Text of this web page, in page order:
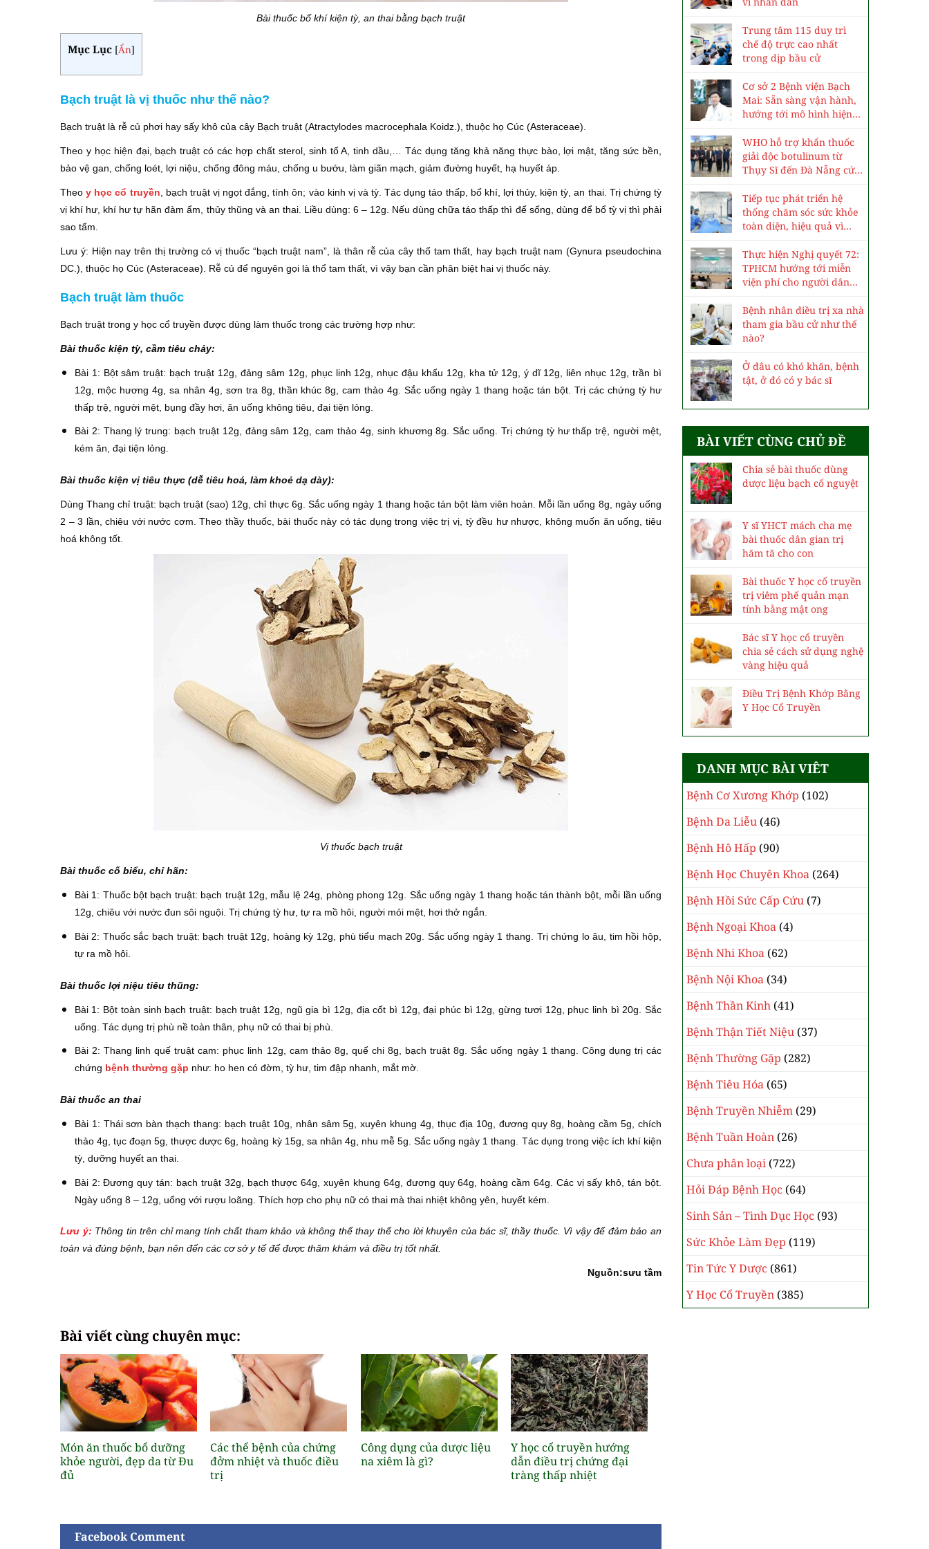
Bài thuốc bổ khí kiện tỳ, an thai bằng bạch truật
Mục Lục [Ẩn]
Bạch truật là vị thuốc như thế nào?
Bạch truật là rễ củ phơi hay sấy khô của cây Bạch truật (Atractylodes macrocephala Koidz.), thuộc họ Cúc (Asteraceae).
Theo y học hiện đại, bạch truật có các hợp chất sterol, sinh tố A, tinh dầu,… Tác dụng tăng khả năng thực bào, lợi mật, tăng sức bền,
bảo vệ gan, chống loét, lợi niệu, chống đông máu, chống u bướu, làm giãn mạch, giảm đường huyết, hạ huyết áp.
Theoy học cổ truyền , bạch truật vị ngọt đắng, tính ôn; vào kinh vị và tỳ. Tác dụng táo thấp, bổ khí, lợi thủy, kiện tỳ, an thai. Trị chứng tỳ
vị khí hư, khí hư tự hãn đàm ẩm, thủy thũng và an thai. Liều dùng: 6 – 12g. Nếu dùng chữa táo thấp thì để sống, dùng để bổ tỳ vị thì phải
sao tẩm.
Lưu ý: Hiện nay trên thị trường có vị thuốc “bạch truật nam”, là thân rễ của cây thổ tam thất, hay bạch truật nam (Gynura pseudochina
DC.), thuộc họ Cúc (Asteraceae). Rễ củ để nguyên gọi là thổ tam thất, vì vậy bạn cần phân biệt hai vị thuốc này.
Bạch truật làm thuốc
Bạch truật trong y học cổ truyền được dùng làm thuốc trong các trường hợp như:
Bài thuốc kiện tỳ, cầm tiêu chảy:
Bài 1: Bột sâm truật: bạch truật 12g, đảng sâm 12g, phục linh 12g, nhục đậu khấu 12g, kha tử 12g, ý dĩ 12g, liên nhục 12g, trần bì
12g, mộc hương 4g, sa nhân 4g, sơn tra 8g, thần khúc 8g, cam thảo 4g. Sắc uống ngày 1 thang hoặc tán bột. Trị các chứng tỳ hư
thấp trệ, người mệt, bụng đầy hơi, ăn uống không tiêu, đại tiện lỏng.
Bài 2: Thang lý trung: bạch truật 12g, đảng sâm 12g, cam thảo 4g, sinh khương 8g. Sắc uống. Trị chứng tỳ hư thấp trệ, người mệt,
kém ăn, đại tiện lỏng.
Bài thuốc kiện vị tiêu thực (dễ tiêu hoá, làm khoẻ dạ dày):
Dùng Thang chỉ truật: bạch truật (sao) 12g, chỉ thực 6g. Sắc uống ngày 1 thang hoặc tán bột làm viên hoàn. Mỗi lần uống 8g, ngày uống
2 – 3 lần, chiêu với nước cơm. Theo thầy thuốc, bài thuốc này có tác dụng trong việc trị vị, tỳ đều hư nhược, không muốn ăn uống, tiêu
hoá không tốt.
Vị thuốc bạch truật
Bài thuốc cố biểu, chỉ hãn:
Bài 1: Thuốc bột bạch truật: bạch truật 12g, mẫu lệ 24g, phòng phong 12g. Sắc uống ngày 1 thang hoặc tán thành bột, mỗi lần uống
12g, chiêu với nước đun sôi nguội. Trị chứng tỳ hư, tự ra mồ hôi, người mỏi mệt, hơi thở ngắn.
Bài 2: Thuốc sắc bạch truật: bạch truật 12g, hoàng kỳ 12g, phù tiểu mạch 20g. Sắc uống ngày 1 thang. Trị chứng lo âu, tim hồi hộp,
tự ra mồ hôi.
Bài thuốc lợi niệu tiêu thũng:
Bài 1: Bột toàn sinh bạch truật: bạch truật 12g, ngũ gia bì 12g, địa cốt bì 12g, đại phúc bì 12g, gừng tươi 12g, phục linh bì 20g. Sắc
uống. Tác dụng trị phù nề toàn thân, phụ nữ có thai bị phù.
Bài 2: Thang linh quế truật cam: phục linh 12g, cam thảo 8g, quế chi 8g, bạch truật 8g. Sắc uống ngày 1 thang. Công dụng trị các
chứng bệnh thường gặp như: ho hen có đờm, tỳ hư, tim đập nhanh, mắt mờ.
Bài thuốc an thai
Bài 1: Thái sơn bàn thạch thang: bạch truật 10g, nhân sâm 5g, xuyên khung 4g, thục địa 10g, đương quy 8g, hoàng cầm 5g, chích
thảo 4g, tục đoạn 5g, thược dược 6g, hoàng kỳ 15g, sa nhân 4g, nhu mễ 5g. Sắc uống ngày 1 thang. Tác dụng trong việc ích khí kiện
tỳ, dưỡng huyết an thai.
Bài 2: Đương quy tán: bạch truật 32g, bạch thược 64g, xuyên khung 64g, đương quy 64g, hoàng cầm 64g. Các vị sấy khô, tán bột.
Ngày uống 8 – 12g, uống với rượu loãng. Thích hợp cho phụ nữ có thai mà thai nhiệt không yên, huyết kém.
Lưu ý: Thông tin trên chỉ mang tính chất tham khảo và không thể thay thế cho lời khuyên của bác sĩ, thầy thuốc. Vì vậy để đảm bảo an
toàn và đúng bệnh, bạn nên đến các cơ sở y tế để được thăm khám và điều trị tốt nhất.
Nguồn:sưu tầm
Bài viết cùng chuyên mục:
Món ăn thuốc bổ dưỡng
khỏe người, đẹp da từ Đu
đủ
Các thể bệnh của chứng
đởm nhiệt và thuốc điều
trị
Công dụng của dược liệu
na xiêm là gì?
Y học cổ truyền hướng
dẫn điều trị chứng đại
tràng thấp nhiệt
Facebook Comment
Trung tâm 115 duy trì
chế độ trực cao nhất
trong dịp bầu cử
Cơ sở 2 Bệnh viện Bạch
Mai: Sẵn sàng vận hành,
hướng tới mô hình hiện
WHO hỗ trợ khẩn thuốc
giải độc botulinum từ
Thụy Sĩ đến Đà Nẵng cứu
Tiếp tục phát triển hệ
thống chăm sóc sức khỏe
toàn diện, hiệu quả vì
Thực hiện Nghị quyết 72:
TPHCM hướng tới miễn
viện phí cho người dân
Bệnh nhân điều trị xa nhà
tham gia bầu cử như thế
nào?
Ở đâu có khó khăn, bệnh
tật, ở đó có y bác sĩ
BÀI VIẾT CÙNG CHỦ ĐỀ
Chia sẻ bài thuốc dùng
dược liệu bạch cổ nguyệt
Y sĩ YHCT mách cha mẹ
bài thuốc dân gian trị
hăm tã cho con
Bài thuốc Y học cổ truyền
trị viêm phế quản mạn
tính bằng mật ong
Bác sĩ Y học cổ truyền
chia sẻ cách sử dụng nghệ
vàng hiệu quả
Điều Trị Bệnh Khớp Bằng
Y Học Cổ Truyền
DANH MỤC BÀI VIÊT
Bệnh Cơ Xương Khớp (102)
Bệnh Da Liễu (46)
Bệnh Hô Hấp (90)
Bệnh Học Chuyên Khoa (264)
Bệnh Hồi Sức Cấp Cứu (7)
Bệnh Ngoại Khoa (4)
Bệnh Nhi Khoa (62)
Bệnh Nội Khoa (34)
Bệnh Thần Kinh (41)
Bệnh Thận Tiết Niệu (37)
Bệnh Thường Gặp (282)
Bệnh Tiêu Hóa (65)
Bệnh Truyền Nhiễm (29)
Bệnh Tuần Hoàn (26)
Chưa phân loại (722)
Hỏi Đáp Bệnh Học (64)
Sinh Sản – Tình Dục Học (93)
Sức Khỏe Làm Đẹp (119)
Tin Tức Y Dược (861)
Y Học Cổ Truyền (385)